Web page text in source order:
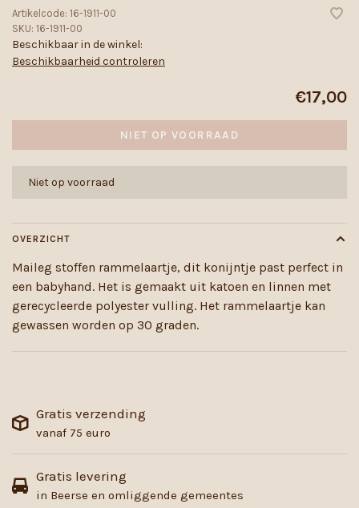
Artikelcode: 16-1911-00
SKU: 16-1911-00
Beschikbaar in de winkel:
Beschikbaarheid controleren
€17,00
NIET OP VOORRAAD
Niet op voorraad
OVERZICHT
Maileg stoffen rammelaartje, dit konijntje past perfect in
een babyhand. Het is gemaakt uit katoen en linnen met
gerecycleerde polyester vulling. Het rammelaartje kan
gewassen worden op 30 graden.
Gratis verzending
vanaf 75 euro
Gratis levering
in Beerse en omliggende gemeentes